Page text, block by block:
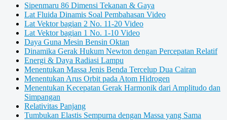
Sipenmaru 86 Dimensi Tekanan & Gaya
Lat Fluida Dinamis Soal Pembahasan Video
Lat Vektor bagian 2 No. 11-20 Video
Lat Vektor bagian 1 No. 1-10 Video
Daya Guna Mesin Bensin Oktan
Dinamika Gerak Hukum Newton dengan Percepatan Relatif
Energi & Daya Radiasi Lampu
Menentukan Massa Jenis Benda Tercelup Dua Cairan
Menentukan Arus Orbit pada Atom Hidrogen
Menentukan Kecepatan Gerak Harmonik dari Amplitudo dan
Simpangan
Relativitas Panjang
Tumbukan Elastis Sempurna dengan Massa yang Sama